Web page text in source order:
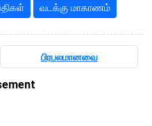
வடக்கு மாகாணம்
பிரபலமானவை